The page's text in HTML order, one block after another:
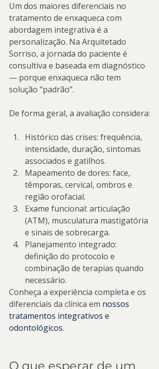
Um dos maiores diferenciais no
tratamento de enxaqueca com
abordagem integrativa é a
personalização. Na Arquitetado
Sorriso, a jornada do paciente é
consultiva e baseada em diagnóstico
— porque enxaqueca não tem
solução “padrão”.
De forma geral, a avaliação considera:
Histórico das crises: frequência,
intensidade, duração, sintomas
associados e gatilhos.
Mapeamento de dores: face,
têmporas, cervical, ombros e
região orofacial.
Exame funcional: articulação
(ATM), musculatura mastigatória
e sinais de sobrecarga.
Planejamento integrado:
definição do protocolo e
combinação de terapias quando
necessário.
Conheça a experiência completa e os
diferenciais da clínica em nossos
tratamentos integrativos e
odontológicos.
O que esperar de um